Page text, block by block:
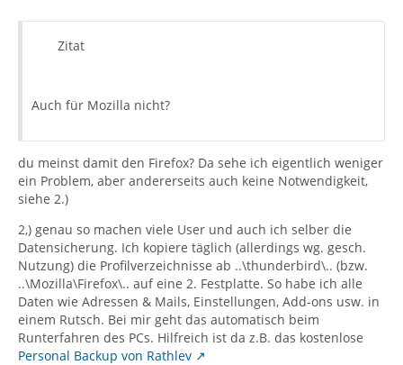
Zitat
Auch für Mozilla nicht?
du meinst damit den Firefox? Da sehe ich eigentlich weniger
ein Problem, aber andererseits auch keine Notwendigkeit,
siehe 2.)
2,) genau so machen viele User und auch ich selber die
Datensicherung. Ich kopiere täglich (allerdings wg. gesch.
Nutzung) die Profilverzeichnisse ab ..\thunderbird\.. (bzw.
..\Mozilla\Firefox\.. auf eine 2. Festplatte. So habe ich alle
Daten wie Adressen & Mails, Einstellungen, Add-ons usw. in
einem Rutsch. Bei mir geht das automatisch beim
Runterfahren des PCs. Hilfreich ist da z.B. das kostenlose
Personal Backup von Rathlev